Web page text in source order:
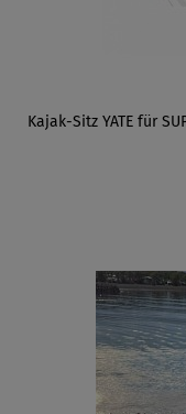
Kajak-Sitz YATE für
ANZEIGEN